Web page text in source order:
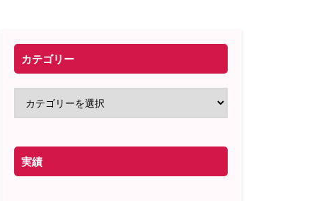
カテゴリー
実績